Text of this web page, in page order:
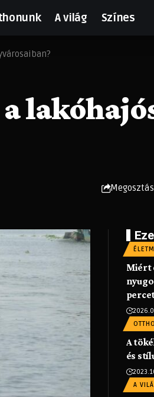
A világ Színes
Megosztás
Miért
A
és
A